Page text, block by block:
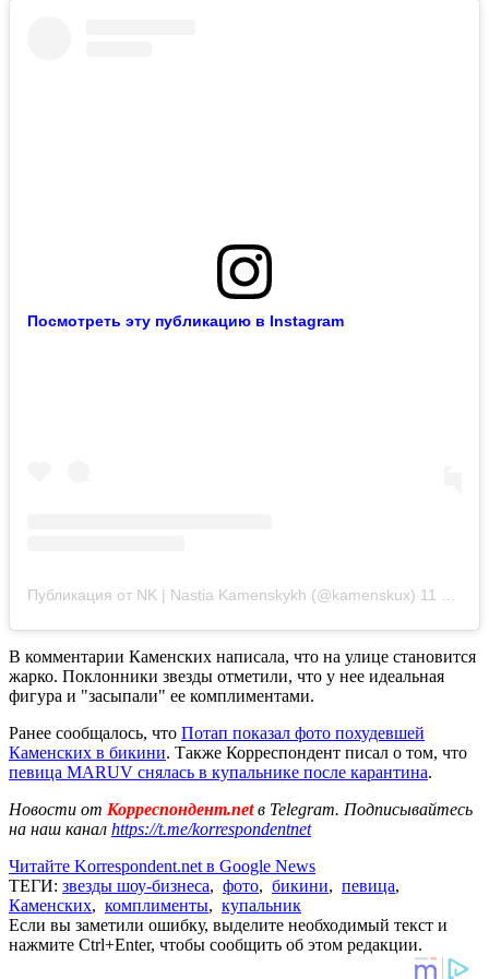
Посмотреть эту публикацию в Instagram
Публикация от NK | Nastia Kamenskykh (@kamenskux) 11 Июн 2020 в 5:06 PDT
В комментарии Каменских написала, что на улице становится
жарко. Поклонники звезды отметили, что у нее идеальная
фигура и "засыпали" ее комплиментами.
Ранее сообщалось, что Потап показал фото похудевшей
Каменских в бикини. Также Корреспондент писал о том, что
певица MARUV снялась в купальнике после карантина.
Новости от Корреспондент.netв Telegram. Подписывайтесь
на наш канал https://t.me/korrespondentnet
Читайте Korrespondent.net в Google News
ТЕГИ: звезды шоу-бизнеса, фото, бикини, певица,
Каменских, комплименты, купальник
Если вы заметили ошибку, выделите необходимый текст и
нажмите Ctrl+Enter, чтобы сообщить об этом редакции.